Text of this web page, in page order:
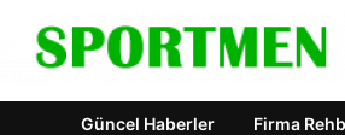
Güncel Haberler Firma